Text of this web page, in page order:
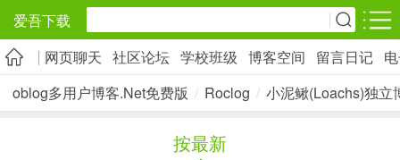
爱吾下载
安卓应用 安卓游戏
旅游出行
社交通讯
2千+款应用
影音播放
网页聊天 社区论坛 学校班级 博客空间 留言日记
oblog多用户博客.Net免费版 / Roclog / 小泥鳅(Loachs)独立
按最新